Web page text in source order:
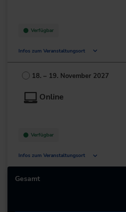
Verfügbar
Infos zum Veranstaltungsort
Deutschland
+49 211/6214-201
18. – 19. November 2027
Online
Verfügbar
Infos zum Veranstaltungsort
Deutschland
Gesamt